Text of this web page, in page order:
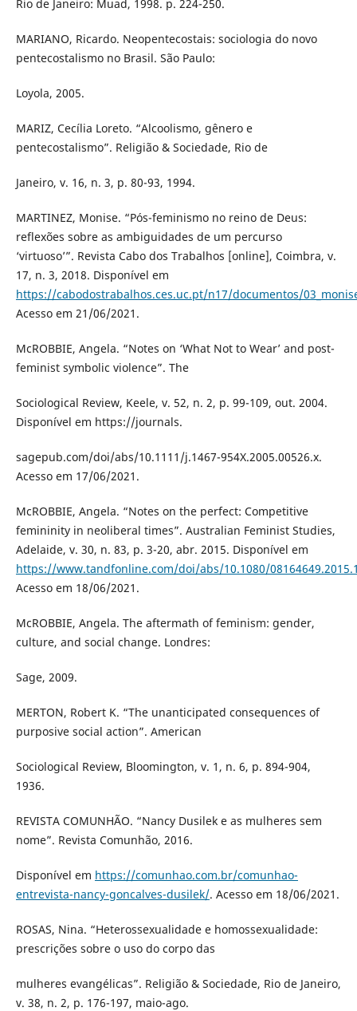
Rio de Janeiro: Muad, 1998. p. 224-250.
MARIANO, Ricardo. Neopentecostais: sociologia do novo
pentecostalismo no Brasil. São Paulo:
Loyola, 2005.
MARIZ, Cecília Loreto. “Alcoolismo, gênero e
pentecostalismo”. Religião & Sociedade, Rio de
Janeiro, v. 16, n. 3, p. 80-93, 1994.
MARTINEZ, Monise. “Pós-feminismo no reino de Deus:
reflexões sobre as ambiguidades de um percurso
‘virtuoso’”. Revista Cabo dos Trabalhos [online], Coimbra, v.
17, n. 3, 2018. Disponível em
https://cabodostrabalhos.ces.uc.pt/n17/documentos/
Acesso em 21/06/2021.
McROBBIE, Angela. “Notes on ‘What Not to Wear’ and post-
feminist symbolic violence”. The
Sociological Review, Keele, v. 52, n. 2, p. 99-109, out. 2004.
Disponível em https://journals.
sagepub.com/doi/abs/10.1111/j.1467-954X.2005.00526.x.
Acesso em 17/06/2021.
McROBBIE, Angela. “Notes on the perfect: Competitive
femininity in neoliberal times”. Australian Feminist Studies,
Adelaide, v. 30, n. 83, p. 3-20, abr. 2015. Disponível em
https://www.tandfonline.com/doi/abs/10.1080/
Acesso em 18/06/2021.
McROBBIE, Angela. The aftermath of feminism: gender,
culture, and social change. Londres:
Sage, 2009.
MERTON, Robert K. “The unanticipated consequences of
purposive social action”. American
Sociological Review, Bloomington, v. 1, n. 6, p. 894-904,
1936.
REVISTA COMUNHÃO. “Nancy Dusilek e as mulheres sem
nome”. Revista Comunhão, 2016.
Disponível em https://comunhao.com.br/comunhao-
entrevista-nancy-goncalves-dusilek/. Acesso em 18/06/2021.
ROSAS, Nina. “Heterossexualidade e homossexualidade:
prescrições sobre o uso do corpo das
mulheres evangélicas”. Religião & Sociedade, Rio de Janeiro,
v. 38, n. 2, p. 176-197, maio-ago.